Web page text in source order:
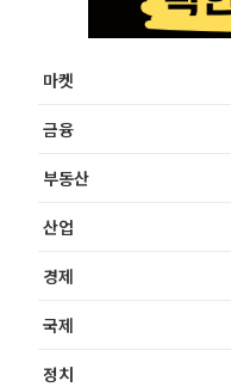
마켓
금융
부동산
산업
경제
국제
정치